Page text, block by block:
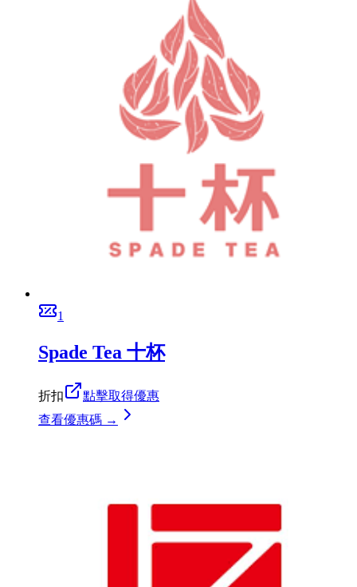
1
Spade Tea 十杯
折扣
點擊取得優惠
查看優惠碼 →